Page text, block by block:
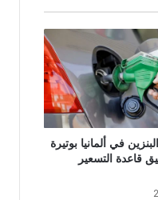
في ألمانيا بوتيرة
قاعدة التسعير